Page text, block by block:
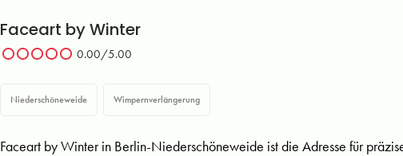
Faceart by Winter
0.00/5.00
Niederschöneweide Wimpernverlängerung
Faceart by Winter in Berlin-Niederschöneweide ist die Adresse für